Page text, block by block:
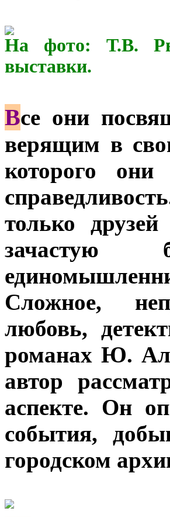
На фото: Т.В.
выставки.
Все они
верящим в
которого
только
зачастую
Сложное,
любовь,
романах Ю.
автор
аспекте. Он
события,
городском